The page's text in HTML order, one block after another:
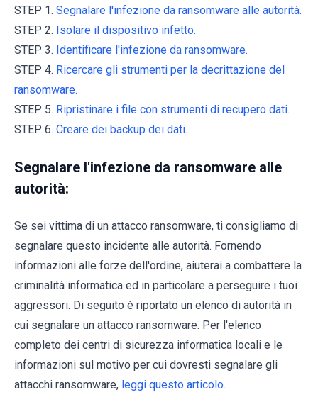
STEP 1. Segnalare l'infezione da ransomware alle autorità.
STEP 2. Isolare il dispositivo infetto.
STEP 3. Identificare l'infezione da ransomware.
STEP 4. Ricercare gli strumenti per la decrittazione del
ransomware.
STEP 5. Ripristinare i file con strumenti di recupero dati.
STEP 6. Creare dei backup dei dati.
Segnalare l'infezione da ransomware alle
autorità:
Se sei vittima di un attacco ransomware, ti consigliamo di
segnalare questo incidente alle autorità. Fornendo
informazioni alle forze dell'ordine, aiuterai a combattere la
criminalità informatica ed in particolare a perseguire i tuoi
aggressori. Di seguito è riportato un elenco di autorità in
cui segnalare un attacco ransomware. Per l'elenco
completo dei centri di sicurezza informatica locali e le
informazioni sul motivo per cui dovresti segnalare gli
attacchi ransomware, leggi questo articolo.